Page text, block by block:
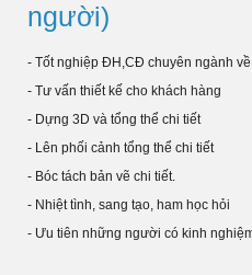
người)
- Tốt nghiệp ĐH,CĐ chuyên ngành
- Tư vấn thiết kế cho khách hàng
- Dựng 3D và tổng thể chi tiết
- Lên phối cảnh tổng thể chi tiết
- Bóc tách bản vẽ chi tiết.
- Nhiệt tình, sang tạo, ham học hỏi
- Ưu tiên những người có kinh